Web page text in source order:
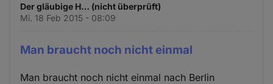
Der gläubige H… (nicht überprüft)
Mi. 18 Feb 2015 - 08:09
Man braucht noch nicht einmal
Man braucht noch nicht einmal nach Berlin